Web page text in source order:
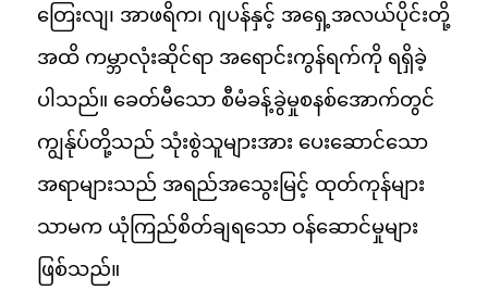
တြေးလျ၊ အာဖရိက၊ ဂျပန်နှင့် အရှေ့အလယ်ပိုင်းတို့
အထိ ကမ္ဘာလုံးဆိုင်ရာ အရောင်းကွန်ရက်ကို ရရှိခဲ့
ပါသည်။ ခေတ်မီသော စီမံခန့်ခွဲမှုစနစ်အောက်တွင်
ကျွန်ုပ်တို့သည် သုံးစွဲသူများအား ပေးဆောင်သော
အရာများသည် အရည်အသွေးမြင့် ထုတ်ကုန်များ
သာမက ယုံကြည်စိတ်ချရသော ဝန်ဆောင်မှုများ
ဖြစ်သည်။